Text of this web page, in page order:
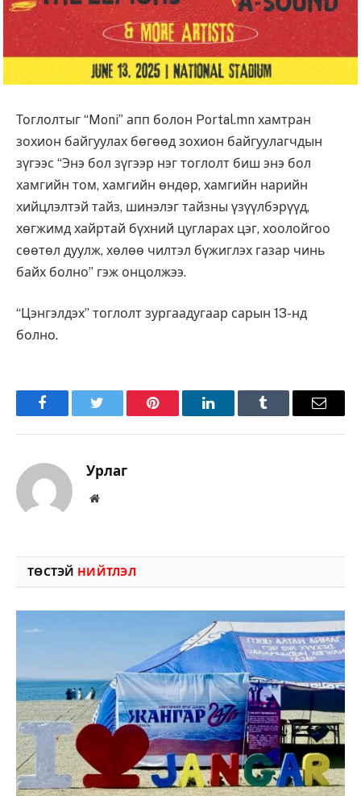
Тоглолтыг “Moni” апп болон Portal.mn хамтран
зохион байгуулах бөгөөд зохион байгуулагчдын
зүгээс “Энэ бол зүгээр нэг тоглолт биш энэ бол
хамгийн том, хамгийн өндөр, хамгийн нарийн
хийцлэлтэй тайз, шинэлэг тайзны үзүүлбэрүүд,
хөгжимд хайртай бүхний цугларах цэг, хоолойгоо
сөөтөл дуулж, хөлөө чилтэл бүжиглэх газар чинь
байх болно” гэж онцолжээ.
“Цэнгэлдэх” тоглолт зургаадугаар сарын 13-нд
болно.
FacebookTwitter Pinterest LinkedInTumblr Имэйл
Урлаг
Вэбсайт
ТӨСТЭЙ НИЙТЛЭЛ